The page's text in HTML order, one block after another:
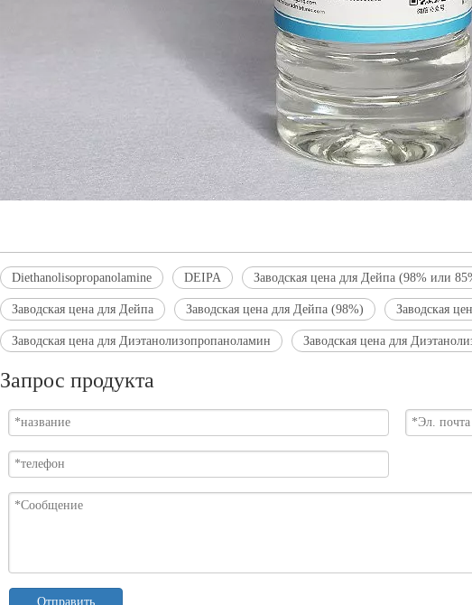
Diethanolisopropanolamine DEIPA Заводская цена для Дейпа (98% или
Заводская цена для Дейпа Заводская цена для Дейпа (98%) Заводская
Заводская цена для Диэтанолизопропаноламин Заводская цена для
Запрос продукта
Отправить